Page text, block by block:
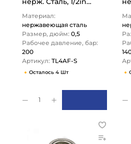
Материал:
нержавеющая сталь
Размер, дюйм: 0,5
Рабочее давление, бар:
200
Артикул: TL4AF-S
Осталось 4 Шт
1